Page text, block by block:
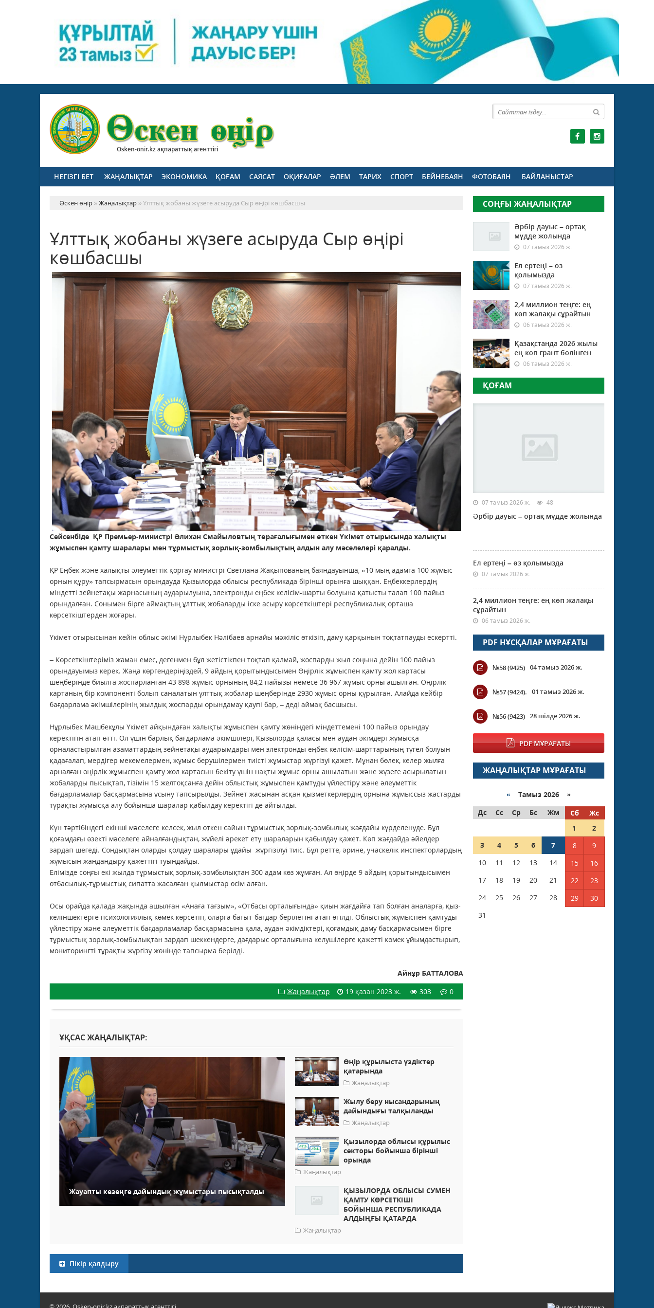
Osken-onir.kz ақпараттық агенттігі
НЕГІЗГІ БЕТ ЖАҢАЛЫҚТАР ЭКОНОМИКА ҚОҒАМ САЯСАТ ОҚИҒАЛАР ӘЛЕМ ТАРИХ СПОРТ БЕЙНЕБАЯН ФОТОБАЯН БАЙЛАНЫСТАР
Өскен өңір »Жаңалықтар » Ұлттық жобаны жүзеге асыруда Сыр өңірі көшбасшы
Ұлттық жобаны жүзеге асыруда Сыр өңірі
көшбасшы
Сейсенбіде ҚР Премьер-министрі Әлихан Смайыловтың төрағалығымен өткен Үкімет отырысында халықты
жұмыспен қамту шаралары мен тұрмыстық зорлық-зомбылықтың алдын алу мәселелері қаралды.
ҚР Еңбек және халықты әлеуметтік қорғау министрі Светлана Жақыпованың баяндауынша, «10 мың адамға 100 жұмыс
орнын құру» тапсырмасын орындауда Қызылорда облысы республикада бірінші орынға шыққан. Еңбеккерлердің
міндетті зейнетақы жарнасының аударылуына, электронды еңбек келісім-шарты болуына қатысты талап 100 пайыз
орындалған. Сонымен бірге аймақтың ұлттық жобаларды іске асыру көрсеткіштері республикалық орташа
көрсеткіштерден жоғары.
Үкімет отырысынан кейін облыс әкімі Нұрлыбек Нәлібаев арнайы мәжіліс өткізіп, даму қарқынын тоқтатпауды ескертті.
– Көрсеткіштеріміз жаман емес, дегенмен бұл жетістікпен тоқтап қалмай, жоспарды жыл соңына дейін 100 пайыз
орындауымыз керек. Жаңа көргендеріңіздей, 9 айдың қорытындысымен Өңірлік жұмыспен қамту жол картасы
шеңберінде биылға жоспарланған 43 898 жұмыс орнының 84,2 пайызы немесе 36 967 жұмыс орны ашылған. Өңірлік
картаның бір компоненті болып саналатын ұлттық жобалар шеңберінде 2930 жұмыс орны құрылған. Алайда кейбір
бағдарлама әкімшілерінің жылдық жоспарды орындамау қаупі бар, – деді аймақ басшысы.
Нұрлыбек Машбекұлы Үкімет айқындаған халықты жұмыспен қамту жөніндегі міндеттемені 100 пайыз орындау
керектігін атап өтті. Ол үшін барлық бағдарлама әкімшілері, Қызылорда қаласы мен аудан әкімдері жұмысқа
орналастырылған азаматтардың зейнетақы аударымдары мен электронды еңбек келісім-шарттарының түгел болуын
қадағалап, мердігер мекемелермен, жұмыс берушілермен тиісті жұмыстар жүргізуі қажет. Мұнан бөлек, келер жылға
арналған өңірлік жұмыспен қамту жол картасын бекіту үшін нақты жұмыс орны ашылатын және жүзеге асырылатын
жобаларды пысықтап, тізімін 15 желтоқсанға дейін облыстық жұмыспен қамтуды үйлестіру және әлеуметтік
бағдарламалар басқармасына ұсыну тапсырылды. Зейнет жасынан асқан қызметкерлердің орнына жұмыссыз жастарды
тұрақты жұмысқа алу бойынша шаралар қабылдау керектігі де айтылды.
Күн тәртібіндегі екінші мәселеге келсек, жыл өткен сайын тұрмыстық зорлық-зомбылық жағдайы күрделенуде. Бұл
қоғамдағы өзекті мәселеге айналғандықтан, жүйелі әрекет ету шараларын қабылдау қажет. Көп жағдайда әйелдер
зардап шегеді. Сондықтан оларды қолдау шаралары ұдайы жүргізілуі тиіс. Бұл ретте, әрине, учаскелік инспекторлардың
жұмысын жандандыру қажеттігі туындайды.
Елімізде соңғы екі жылда тұрмыстық зорлық-зомбылықтан 300 адам көз жұмған. Ал өңірде 9 айдың қорытындысымен
отбасылық-тұрмыстық сипатта жасалған қылмыстар өсім алған.
Осы орайда қалада жақында ашылған «Анаға тағзым», «Отбасы орталығында» қиын жағдайға тап болған аналарға, қыз-
келіншектерге психологиялық көмек көрсетіп, оларға бағыт-бағдар берілетіні атап өтілді. Облыстық жұмыспен қамтуды
үйлестіру және әлеуметтік бағдарламалар басқармасына қала, аудан әкімдіктері, қоғамдық даму басқармасымен бірге
тұрмыстық зорлық-зомбылықтан зардап шеккендерге, дағдарыс орталығына келушілерге қажетті көмек ұйымдастырып,
мониторингті тұрақты жүргізу жөнінде тапсырма берілді.
Айнұр БАТТАЛОВА
Жаңалықтар
19 қазан 2023 ж. 303 0
ҰҚСАС ЖАҢАЛЫҚТАР:
Жауапты кезеңге дайындық жұмыстары пысықталды
Өңір құрылыста үздіктер
қатарында
Жаңалықтар
Жылу беру нысандарының
дайындығы талқыланды
Жаңалықтар
Қызылорда облысы құрылыс
секторы бойынша бірінші
орында
Жаңалықтар
ҚЫЗЫЛОРДА ОБЛЫСЫ СУМЕН
ҚАМТУ КӨРСЕТКІШІ
БОЙЫНША РЕСПУБЛИКАДА
АЛДЫҢҒЫ ҚАТАРДА
Жаңалықтар
Пікір қалдыру
СОҢҒЫ ЖАҢАЛЫҚТАР
Әрбір дауыс – ортақ
мүдде жолында
07 тамыз 2026 ж.
Ел ертеңі – өз
қолымызда
07 тамыз 2026 ж.
2,4 миллион теңге: ең
көп жалақы сұрайтын
06 тамыз 2026 ж.
Қазақстанда 2026 жылы
ең көп грант бөлінген
06 тамыз 2026 ж.
ҚОҒАМ
07 тамыз 2026 ж. 48
Әрбір дауыс – ортақ мүдде жолында
Ел ертеңі – өз қолымызда
07 тамыз 2026 ж.
2,4 миллион теңге: ең көп жалақы
сұрайтын
06 тамыз 2026 ж.
PDF НҰСҚАЛАР МҰРАҒАТЫ
№58 (9425) 04 тамыз 2026 ж.
№57 (9424). 01 тамыз 2026 ж.
№56 (9423) 28 шілде 2026 ж.
PDF МҰРАҒАТЫ
ЖАҢАЛЫҚТАР МҰРАҒАТЫ
« Тамыз 2026 »
Дс
Сс Ср Бс Жм Сб
Жс
1
2
3
4 5 6 7 8
9
10
11 12 13 14 15
16
17
18 19 20 21 22
23
24
25 26 27 28 29
30
31